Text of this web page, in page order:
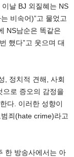
이날 BJ 외질혜는 NS
비속어)”고 물었고
NS남순은 똑같은
했다”고 웃으며 대
, 정치적 견해, 사회
으로 증오의 감정을
다. 이러한 성향이
죄(hate crime)라고
한 방송사에서는 아